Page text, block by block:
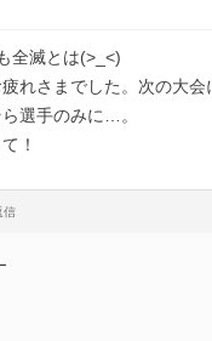
全滅とは(>_<)
れさまでした。次の大会
選手のみに…。
！
信